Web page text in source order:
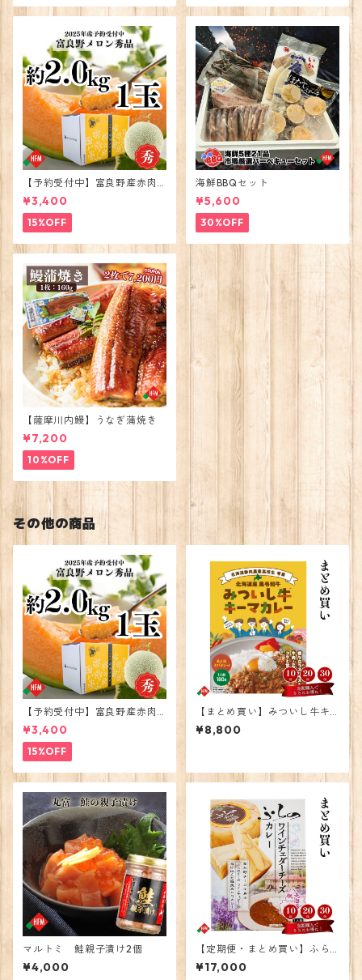
【予約受付中】富良野産赤肉
メロン大玉1玉2026年度出荷
¥3,400
15%OFF
海鮮BBQセット
¥5,600
30%OFF
【薩摩川内鰻】うなぎ蒲焼き
¥7,200
10%OFF
その他の商品
【予約受付中】富良野産赤肉
メロン大玉1玉2026年度出荷
¥3,400
15%OFF
【まとめ買い】みついし牛キ
ーマカレー10個
¥8,800
マルトミ 鮭親子漬け2個
¥4,000
【定期便・まとめ買い】ふら
のワインチェダーチーズカレ
ー 30個
¥17,000